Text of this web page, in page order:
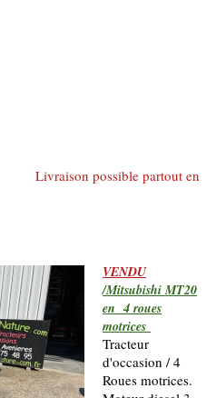
partout en
VENDU
/Mitsubishi MT20
en 4 roues
motrices
Tracteur
d'occasion / 4
Roues motrices.